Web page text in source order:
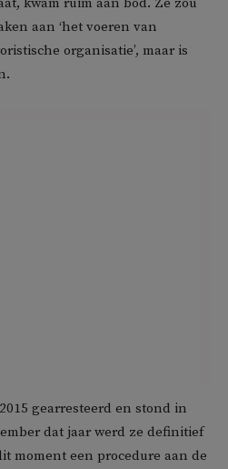
aan ‘het voeren van
organisatie’, maar is
gearresteerd en stond in
dat jaar werd ze definitief
moment een procedure aan de